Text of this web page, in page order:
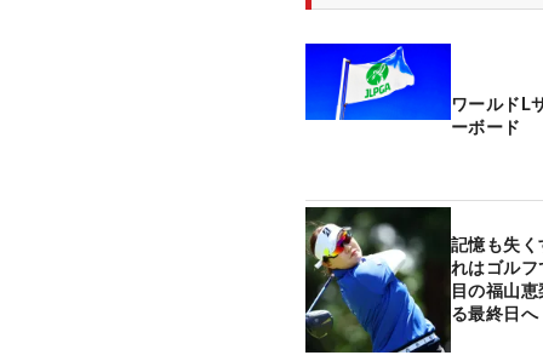
ワールドL
ーボード
記憶も失
れはゴル
目の福山
る最終日へ